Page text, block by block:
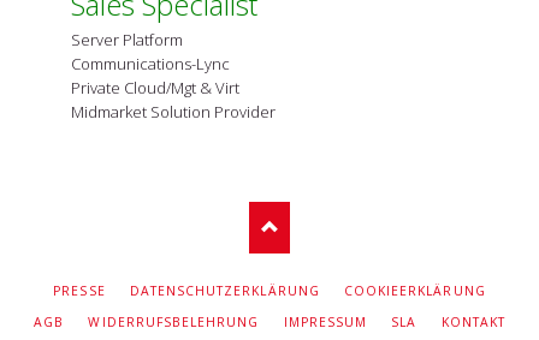
Server Platform
Communications-Lync
Private Cloud/Mgt & Virt
Midmarket Solution Provider
NAVIGATION
PRESSE DATENSCHUTZERKLÄRUNG
COOKIEERKLÄRUNG
AGB
WIDERRUFSBELEHRUNG IMPRESSUM SLA KONTAKT